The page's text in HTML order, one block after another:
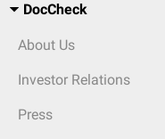
DocCheck
About Us
Investor Relations
Press